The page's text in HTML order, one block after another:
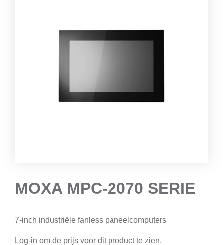
MOXA MPC-2070 SERIE
7-inch industriële fanless paneelcomputers
Log-in om de prijs voor dit product te zien.